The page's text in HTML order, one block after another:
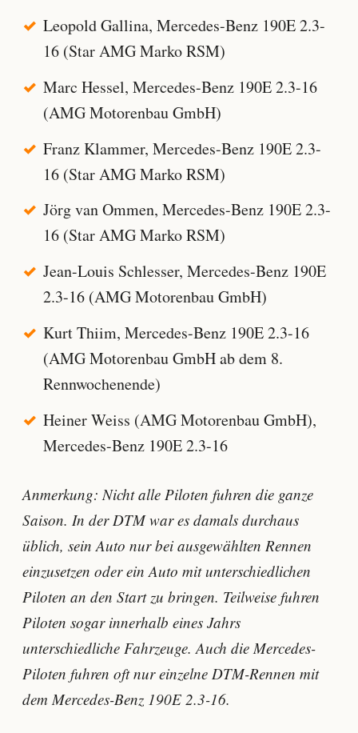
Leopold Gallina, Mercedes-Benz 190E 2.3-
16 (Star AMG Marko RSM)
Marc Hessel, Mercedes-Benz 190E 2.3-16
(AMG Motorenbau GmbH)
Franz Klammer, Mercedes-Benz 190E 2.3-
16 (Star AMG Marko RSM)
Jörg van Ommen, Mercedes-Benz 190E 2.3-
16 (Star AMG Marko RSM)
Jean-Louis Schlesser, Mercedes-Benz 190E
2.3-16 (AMG Motorenbau GmbH)
Kurt Thiim, Mercedes-Benz 190E 2.3-16
(AMG Motorenbau GmbH ab dem 8.
Rennwochenende)
Heiner Weiss (AMG Motorenbau GmbH),
Mercedes-Benz 190E 2.3-16
Anmerkung: Nicht alle Piloten fuhren die ganze
Saison. In der DTM war es damals durchaus
üblich, sein Auto nur bei ausgewählten Rennen
einzusetzen oder ein Auto mit unterschiedlichen
Piloten an den Start zu bringen. Teilweise fuhren
Piloten sogar innerhalb eines Jahrs
unterschiedliche Fahrzeuge. Auch die Mercedes-
Piloten fuhren oft nur einzelne DTM-Rennen mit
dem Mercedes-Benz 190E 2.3-16.